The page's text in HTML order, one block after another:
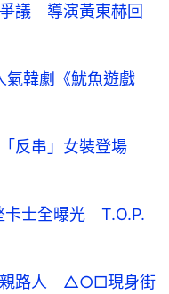
議 導演黃東赫回
韓劇《魷魚遊戲
反串」女裝登場
卡士全曝光 T.O.P.
親路人 △○□現身街